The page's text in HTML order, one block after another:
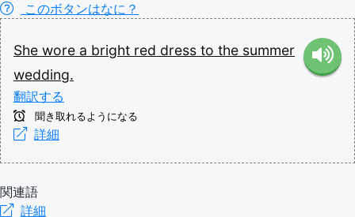
このボタンはなに？
She wore a bright red dress to the summer
wedding.
翻訳する
聞き取れるようになる
詳細
関連語
詳細